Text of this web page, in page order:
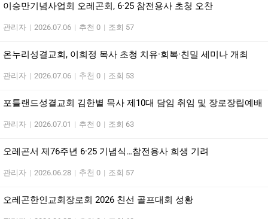
이승만기념사업회 오레곤회, 6·25 참전용사 초청 오찬
관리자 | 2026.07.06 | 추천 0 | 조회 57
온누리성결교회, 이희정 목사 초청 치유·회복·친밀 세미나 개최
관리자 | 2026.07.06 | 추천 0 | 조회 53
포틀랜드성결교회 김한별 목사 제10대 담임 취임 및 장로장립예배
관리자 | 2026.07.01 | 추천 0 | 조회 63
오레곤서 제76주년 6·25 기념식…참전용사 희생 기려
관리자 | 2026.06.28 | 추천 0 | 조회 57
오레곤한인교회장로회 2026 친선 골프대회 성황